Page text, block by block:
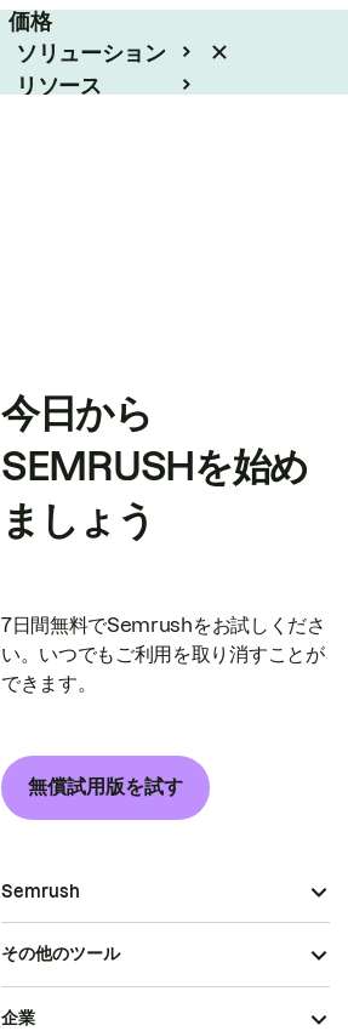
価格
ソリューション
リソース
今日から
SEMRUSHを始め
ましょう
7日間無料でSemrushをお試しくださ
い。いつでもご利用を取り消すことが
できます。
無償試用版を試す
Semrush
その他のツール
企業